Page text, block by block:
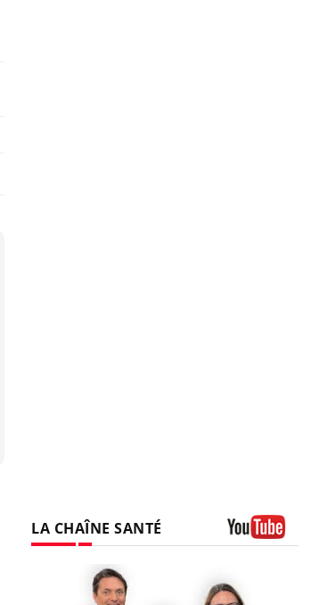
LA CHAÎNE SANTÉ